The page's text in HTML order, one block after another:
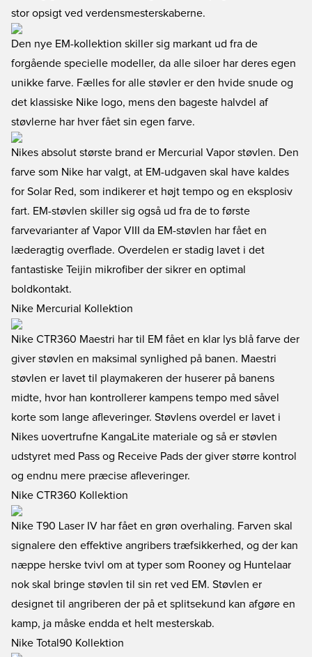
stor opsigt ved verdensmesterskaberne.
Den nye EM-kollektion skiller sig markant ud fra de
forgående specielle modeller, da alle siloer har deres egen
unikke farve. Fælles for alle støvler er den hvide snude og
det klassiske Nike logo, mens den bageste halvdel af
støvlerne har hver fået sin egen farve.
Nikes absolut største brand er Mercurial Vapor støvlen. Den
farve som Nike har valgt, at EM-udgaven skal have kaldes
for Solar Red, som indikerer et højt tempo og en eksplosiv
fart. EM-støvlen skiller sig også ud fra de to første
farvevarianter af Vapor VIII da EM-støvlen har fået en
læderagtig overflade. Overdelen er stadig lavet i det
fantastiske Teijin mikrofiber der sikrer en optimal
boldkontakt.
Nike Mercurial Kollektion
Nike CTR360 Maestri har til EM fået en klar lys blå farve der
giver støvlen en maksimal synlighed på banen. Maestri
støvlen er lavet til playmakeren der huserer på banens
midte, hvor han kontrollerer kampens tempo med såvel
korte som lange afleveringer. Støvlens overdel er lavet i
Nikes uovertrufne KangaLite materiale og så er støvlen
udstyret med Pass og Receive Pads der giver større kontrol
og endnu mere præcise afleveringer.
Nike CTR360 Kollektion
Nike T90 Laser IV har fået en grøn overhaling. Farven skal
signalere den effektive angribers træfsikkerhed, og der kan
næppe herske tvivl om at typer som Rooney og Huntelaar
nok skal bringe støvlen til sin ret ved EM. Støvlen er
designet til angriberen der på et splitsekund kan afgøre en
kamp, ja måske endda et helt mesterskab.
Nike Total90 Kollektion